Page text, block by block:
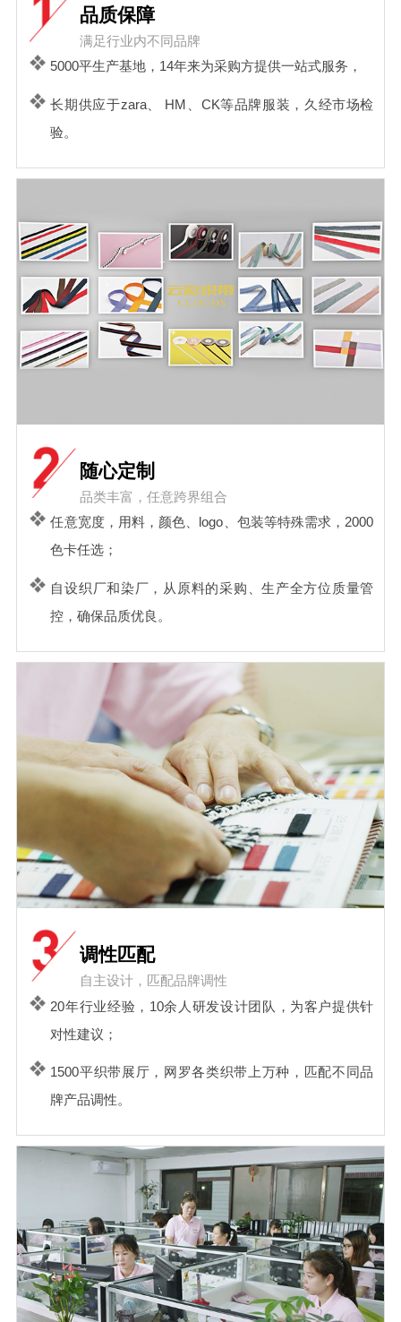
品质保障
满足行业内不同品牌
5000平生产基地，14年来为采购方提供一站式服务，
长期供应于zara、 HM、CK等品牌服装，久经市场检
验。
随心定制
品类丰富，任意跨界组合
任意宽度，用料，颜色、logo、包装等特殊需求，2000
色卡任选；
自设织厂和染厂，从原料的采购、生产全方位质量管
控，确保品质优良。
调性匹配
自主设计，匹配品牌调性
20年行业经验，10余人研发设计团队，为客户提供针
对性建议；
1500平织带展厅，网罗各类织带上万种，匹配不同品
牌产品调性。